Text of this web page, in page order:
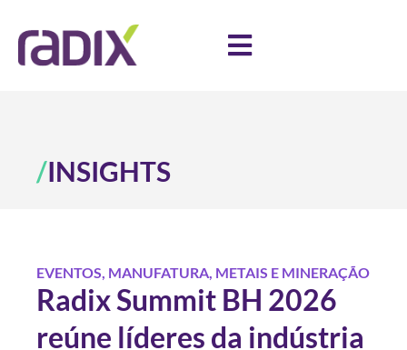
/INSIGHTS
EVENTOS, MANUFATURA, METAIS E MINERAÇÃO
Radix Summit BH 2026
reúne líderes da indústria